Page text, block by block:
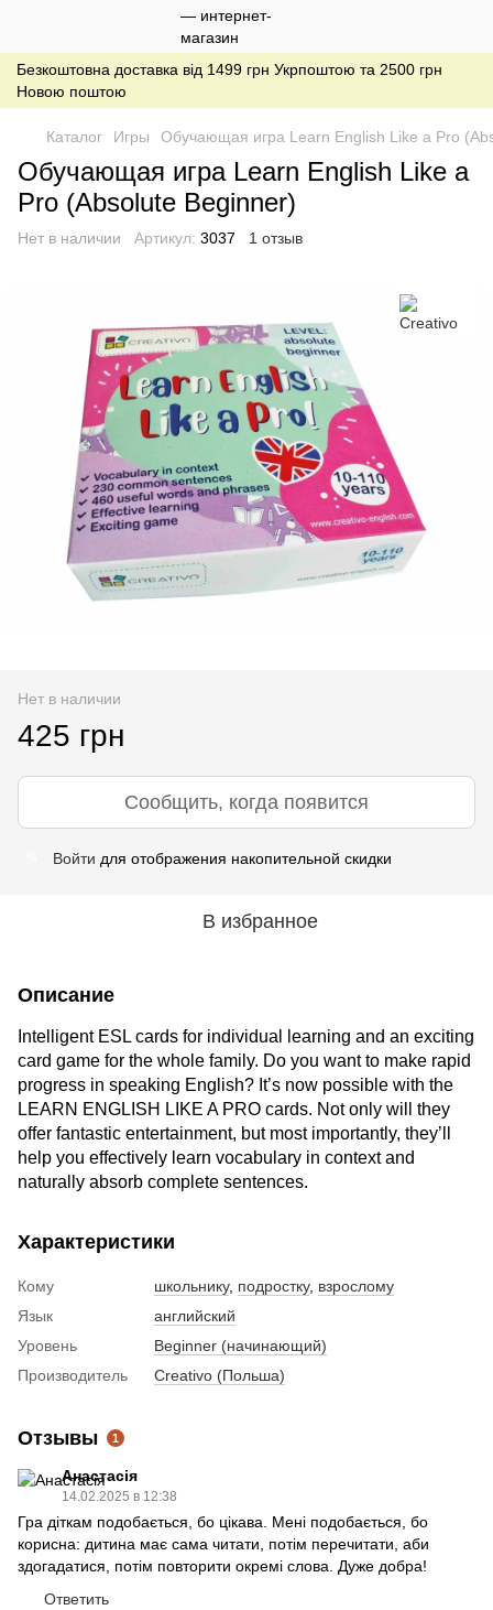
Безкоштовна доставка від 1499 грн Укрпоштою та 2500 грн
Новою поштою
Каталог Игры Обучающая игра Learn English Like a Pro
Обучающая игра Learn English Like a
Pro (Absolute Beginner)
Нет в наличии Артикул: 3037 1 отзыв
Нет в наличии
425 грн
Сообщить, когда появится
Войти для отображения накопительной скидки
В избранное
Описание
Intelligent ESL cards for individual learning and an exciting
card game for the whole family. Do you want to make rapid
progress in speaking English? It’s now possible with the
LEARN ENGLISH LIKE A PRO cards. Not only will they
offer fantastic entertainment, but most importantly, they’ll
help you effectively learn vocabulary in context and
naturally absorb complete sentences.
Характеристики
Кому школьнику, подростку, взрослому
Язык
английский
Уровень
Beginner (начинающий)
Производитель
Creativo (Польша)
Отзывы 1
Анастасія
14.02.2025 в 12:38
Гра діткам подобається, бо цікава. Мені подобається, бо
корисна: дитина має сама читати, потім перечитати, аби
здогадатися, потім повторити окремі слова. Дуже добра!
Ответить